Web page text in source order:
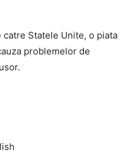
Statele Unite, o piata
problemelor de